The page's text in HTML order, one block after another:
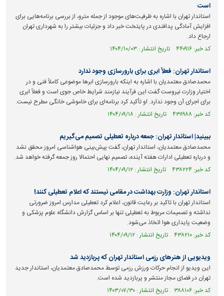
است
استاندار تهران با اشاره به ظرفیت‌های موجود از جمله مترو، از بررسی برنامه‌هایی برای
افزایش آمادگی پدافندی در پایتخت خبر داد و جزئیات بیشتر را به شهرداری تهران
ارجاع داد.
کد خبر: ۴۴۰۹۱۶ تاریخ انتشار : ۱۴۰۴/۱۰/۰۳
استاندار تهران: فعلاً ابری برای بارورسازی وجود ندارد
محمدصادق معتمدیان با اشاره به اینکه بارورسازی ابر‌ها موضوعی کاملاً فنی و در
اختیار وزارت نیروست گفت این فرآیند نیازمند شرایط خاص جوی است و فعلاً ابری
برای اجرای آن وجود ندارد. او تأکید کرد برنامه‌ای برای خاموشی خانگی مطرح نیست.
کد خبر: ۴۳۸۹۸۸ تاریخ انتشار : ۱۴۰۴/۰۹/۱۸
ببینید| استاندار تهران: جمعه درباره تعطیلی تصمیم می‌گیریم
محمدصادق معتمدیان، استاندار تهران، گفت پیش‌بینی هواشناسی امروز محقق نشد
و درباره تعطیلی ادارات هفته آینده، تصمیم نهایی احتمالا روز جمعه گرفته خواهد شد.
کد خبر: ۴۳۸۲۲۴ تاریخ انتشار : ۱۴۰۴/۰۹/۱۲
استاندار تهران: وزارت بهداشت در مقامی نیستند که اعلام تعطیلی کنند!
استاندار تهران با تاکید بر رعایت قانون، اعلام کرد تعطیلی مدارس امروز ضرورتی
نداشته و تصمیمات مربوط به تعطیلی تنها بر اساس گزارش دانشگاه علوم پزشکی و
وضعیت پایداری هوا اتخاذ می‌شود.
کد خبر: ۴۳۸۲۱۰ تاریخ انتشار : ۱۴۰۴/۰۹/۱۲
ویدیویی از هنر‌های رزمی استاندار تهران که پربازدید شد
این ویدیو از انجام حرکات ورزش رزمی توسط محمدصادق معتمدیان، استاندار جدید
تهران در فضای مجاز منتشر و پربازدید شده است.
کد خبر: ۳۸۸۱۰۶ تاریخ انتشار : ۱۴۰۳/۰۷/۳۰